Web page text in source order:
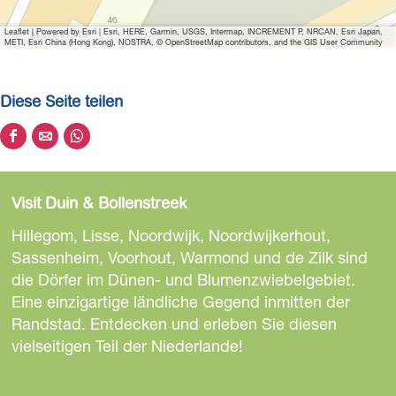
h
N
Leaflet | Powered by Esri | Esri, HERE, Garmin, USGS, Intermap, INCREMENT P, NRCAN, Esri Japan,
METI, Esri China (Hong Kong), NOSTRA, © OpenStreetMap contributors, and the GIS User Community
Diese Seite teilen
D
i
s
e
S
e
i
t
e
D
i
s
e
S
e
i
t
e
D
i
s
e
S
e
i
t
e
Visit Duin & Bollenstreek
Hillegom, Lisse, Noordwijk, Noordwijkerhout,
Sassenheim, Voorhout, Warmond und de Zilk sind
die Dörfer im Dünen- und Blumenzwiebelgebiet.
Eine einzigartige ländliche Gegend inmitten der
Randstad. Entdecken und erleben Sie diesen
vielseitigen Teil der Niederlande!